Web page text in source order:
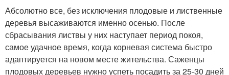
Абсолютно все, без исключения плодовые и лиственные
деревья высаживаются именно осенью. После
сбрасывания листвы у них наступает период покоя,
самое удачное время, когда корневая система быстро
адаптируется на новом месте жительства. Саженцы
плодовых деревьев нужно успеть посадить за 25-30 дней